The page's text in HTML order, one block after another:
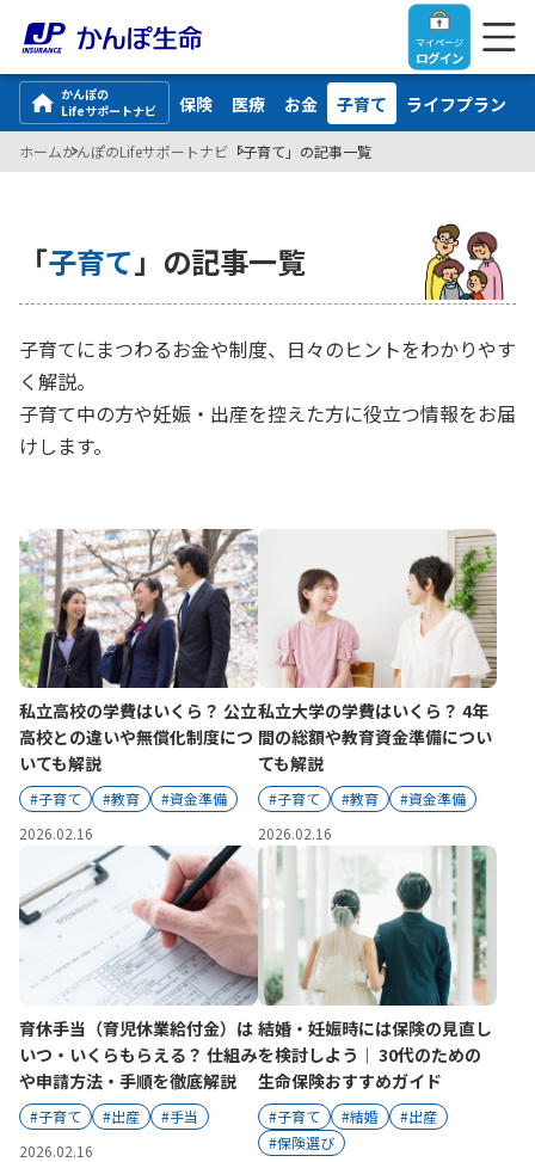
マイページ
ログイン
ご契約者さま
ご契約者さま
マイページログイン
お手続き一覧
きっかけ・できごとから探す
マイページでできること
新規登録
ログイン
ご契約内容の確認
お客さまに関する情報等の確認の取り組み
保険をご検討中のお客さま
保険をご検討中のお客さま
終身保険
養老保険
定期保険
学資保険
長寿支援保険
お見積りシミュレーション
資料請求
保険の探し方のポイント
保険かんたん診断
これからのライフイベントでかかる費用とは？
法人のお客さま
ちら
法人のお客さま向け商品一覧
目的から探す
お役立ち情報
かんぽ生命の団体取扱い
法人向け資料請求
お問い合わせ先
かんぽのLifeサポートナビ
保険
医療
お金
子育て
ライフプラン
健康情報
かんぽ生命について
かんぽ生命について
ご挨拶
経営理念・経営戦略
会社概要
財務情報
株主・投資家のみなさまへ
日本郵政グループとしての取り組み
採用情報
CM・オウンドメディア／ソーシャルメディア
よくあるご質問
お問い合わせ
サステナビリティ
株主・投資家のみなさまへ
採用情報
English
かんぽの
Lifeサポートナビ
保険 医療 お金 子育て ライフプラン
ホームかんぽのLifeサポートナビ 「子育て」の記事一覧
「子育て」の記事一覧
子育てにまつわるお金や制度、日々のヒントをわかりやす
く解説。
子育て中の方や妊娠・出産を控えた方に役立つ情報をお届
けします。
私立高校の学費はいくら？ 公立
高校との違いや無償化制度につ
いても解説
#子育て #教育
#資金準備
2026.02.16
私立大学の学費はいくら？ 4年
間の総額や教育資金準備につい
ても解説
#子育て #教育
#資金準備
2026.02.16
育休手当（育児休業給付金）は
いつ・いくらもらえる？ 仕組み
や申請方法・手順を徹底解説
#子育て #出産
#手当
2026.02.16
結婚・妊娠時には保険の見直し
を検討しよう｜ 30代のための
生命保険おすすめガイド
#子育て #結婚
#出産
#保険選び